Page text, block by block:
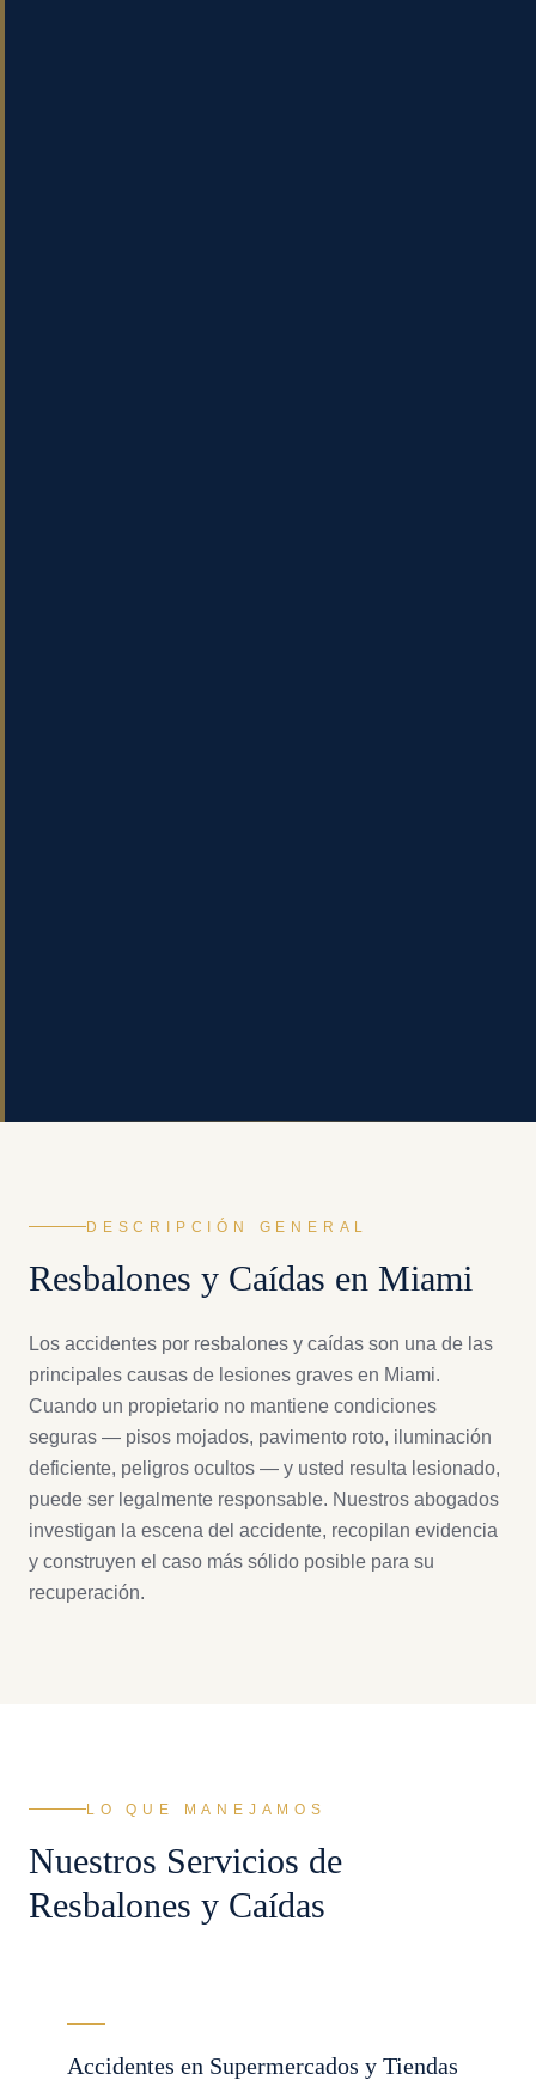
DESCRIPCIÓN GENERAL
Resbalones y Caídas en Miami
Los accidentes por resbalones y caídas son una de las
principales causas de lesiones graves en Miami.
Cuando un propietario no mantiene condiciones
seguras — pisos mojados, pavimento roto, iluminación
deficiente, peligros ocultos — y usted resulta lesionado,
puede ser legalmente responsable. Nuestros abogados
investigan la escena del accidente, recopilan evidencia
y construyen el caso más sólido posible para su
recuperación.
LO QUE MANEJAMOS
Nuestros Servicios de
Resbalones y Caídas
Accidentes en Supermercados y Tiendas